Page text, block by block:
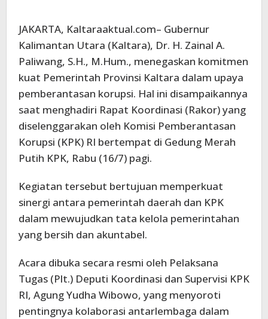
JAKARTA, Kaltaraaktual.com– Gubernur
Kalimantan Utara (Kaltara), Dr. H. Zainal A.
Paliwang, S.H., M.Hum., menegaskan komitmen
kuat Pemerintah Provinsi Kaltara dalam upaya
pemberantasan korupsi. Hal ini disampaikannya
saat menghadiri Rapat Koordinasi (Rakor) yang
diselenggarakan oleh Komisi Pemberantasan
Korupsi (KPK) RI bertempat di Gedung Merah
Putih KPK, Rabu (16/7) pagi.
Kegiatan tersebut bertujuan memperkuat
sinergi antara pemerintah daerah dan KPK
dalam mewujudkan tata kelola pemerintahan
yang bersih dan akuntabel.
Acara dibuka secara resmi oleh Pelaksana
Tugas (Plt.) Deputi Koordinasi dan Supervisi KPK
RI, Agung Yudha Wibowo, yang menyoroti
pentingnya kolaborasi antarlembaga dalam